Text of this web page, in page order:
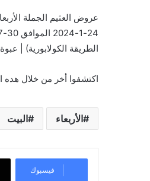
الطريقة الكولابورية) | عبوة 350 جرام | جاهز للطهي | خالي من المواد الحافظة. وكما كذلك شريحة …
اكتشفوا أخر من خلال هده
الأربعاء البيت
فيسبوك